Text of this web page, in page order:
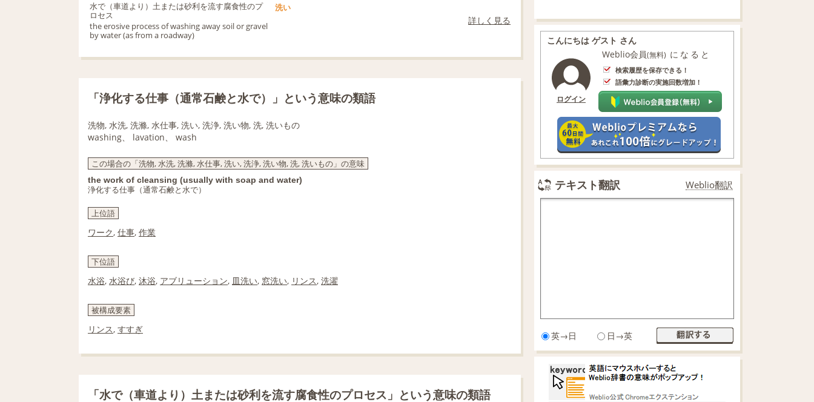
水で（車道より）土または砂利を流す腐食性のプ
ロセス
the erosive process of washing away soil or gravel
by water (as from a roadway)
洗い
詳しく見る
「浄化する仕事（通常石鹸と水で）」という意味の類語
洗物, 水洗, 洗滌, 水仕事, 洗い, 洗浄, 洗い物, 洗, 洗いもの
washing、 lavation、 wash
この場合の「洗物, 水洗, 洗滌, 水仕事, 洗い, 洗浄, 洗い物, 洗, 洗いもの」の意味
the work of cleansing (usually with soap and water)
浄化する仕事（通常石鹸と水で）
上位語
ワーク, 仕事, 作業
下位語
水浴, 水浴び, 沐浴, アブリューション, 皿洗い, 窓洗い, リンス, 洗濯
被構成要素
リンス, すすぎ
「水で（車道より）土または砂利を流す腐食性のプロセス」という意味の類語
こんにちは ゲスト さん
ログイン
Weblio会員(無料) になると
検索履歴を保存できる！
語彙力診断の実施回数増加！
テキスト翻訳 Weblio翻訳
英→日 日→英